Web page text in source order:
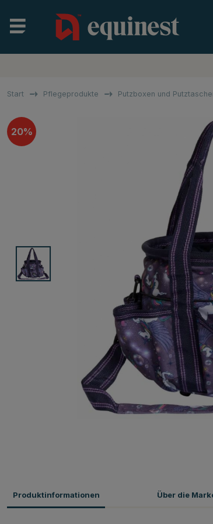
Start Pflegeprodukte Putzboxen und
20
Produktinformationen Über die